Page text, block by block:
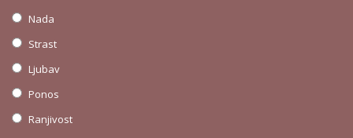
Nada
Strast
Ljubav
Ponos
Ranjivost